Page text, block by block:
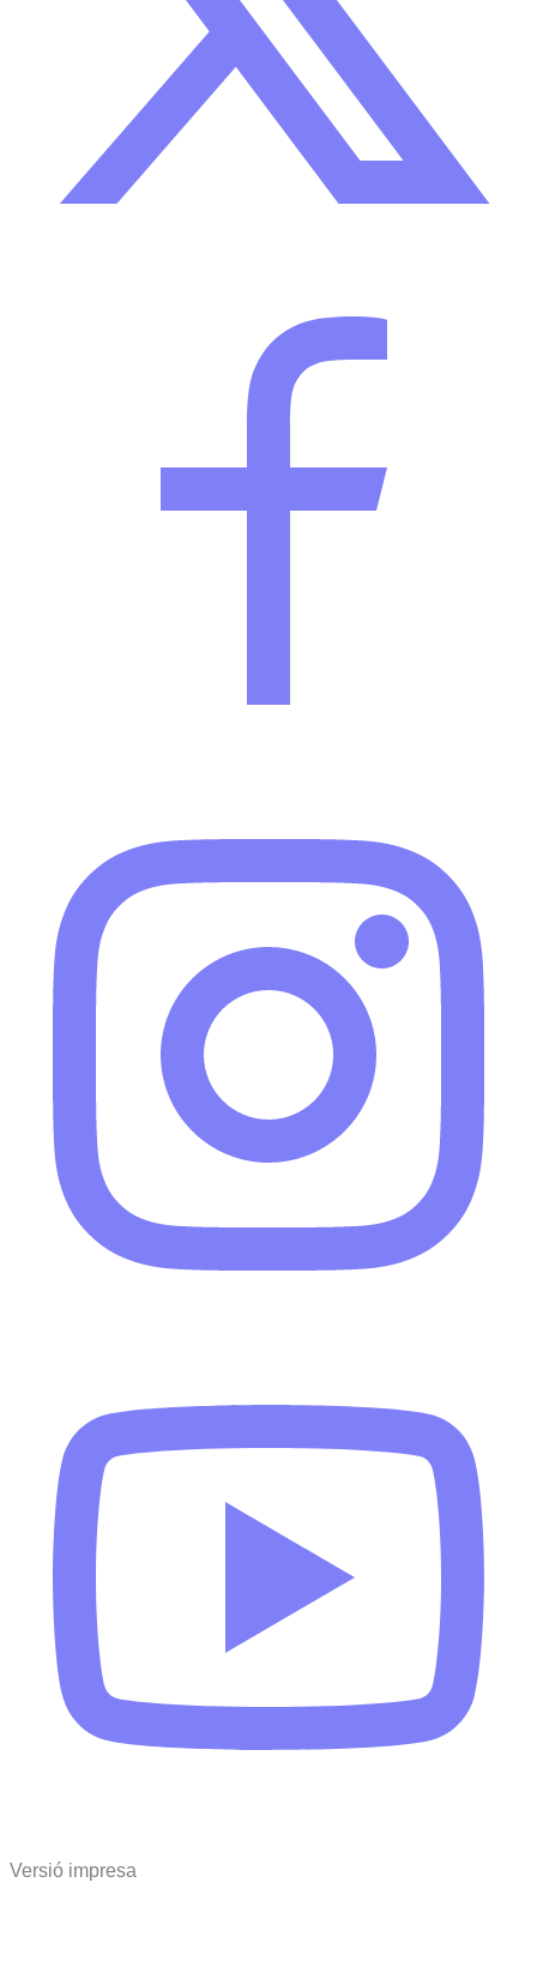
Versió impresa